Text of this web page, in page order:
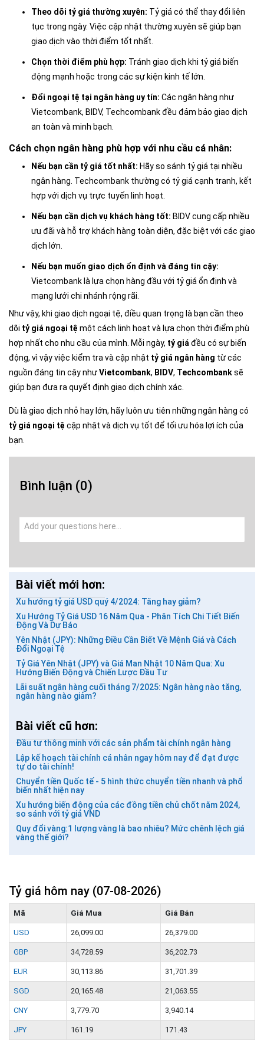
Theo dõi tỷ giá thường xuyên: Tỷ giá có thể thay đổi liên
tục trong ngày. Việc cập nhật thường xuyên sẽ giúp bạn
giao dịch vào thời điểm tốt nhất.
Chọn thời điểm phù hợp: Tránh giao dịch khi tỷ giá biến
động mạnh hoặc trong các sự kiện kinh tế lớn.
Đổi ngoại tệ tại ngân hàng uy tín: Các ngân hàng như
Vietcombank, BIDV, Techcombank đều đảm bảo giao dịch
an toàn và minh bạch.
Cách chọn ngân hàng phù hợp với nhu cầu cá nhân:
Nếu bạn cần tỷ giá tốt nhất: Hãy so sánh tỷ giá tại nhiều
ngân hàng. Techcombank thường có tỷ giá cạnh tranh, kết
hợp với dịch vụ trực tuyến linh hoạt.
Nếu bạn cần dịch vụ khách hàng tốt: BIDV cung cấp nhiều
ưu đãi và hỗ trợ khách hàng toàn diện, đặc biệt với các giao
dịch lớn.
Nếu bạn muốn giao dịch ổn định và đáng tin cậy:
Vietcombank là lựa chọn hàng đầu với tỷ giá ổn định và
mạng lưới chi nhánh rộng rãi.
Như vậy, khi giao dịch ngoại tệ, điều quan trọng là bạn cần theo
dõi tỷ giá ngoại tệ một cách linh hoạt và lựa chọn thời điểm phù
hợp nhất cho nhu cầu của mình. Mỗi ngày, tỷ giá đều có sự biến
động, vì vậy việc kiểm tra và cập nhật tỷ giá ngân hàng từ các
nguồn đáng tin cậy nhưVietcombank, BIDV, Techcombanksẽ
giúp bạn đưa ra quyết định giao dịch chính xác.
Dù là giao dịch nhỏ hay lớn, hãy luôn ưu tiên những ngân hàng có
tỷ giá ngoại tệ cập nhật và dịch vụ tốt để tối ưu hóa lợi ích của
bạn.
Bình luận (0)
GỬI BÌNH LUẬN
Bài viết mới hơn:
Xu hướng tỷ giá USD quý 4/2024: Tăng hay giảm?
Xu Hướng Tỷ Giá USD 16 Năm Qua - Phân Tích Chi Tiết Biến
Động Và Dự Báo
Yên Nhật (JPY): Những Điều Cần Biết Về Mệnh Giá và Cách
Đổi Ngoại Tệ
Tỷ Giá Yên Nhật (JPY) và Giá Man Nhật 10 Năm Qua: Xu
Hướng Biến Động và Chiến Lược Đầu Tư
Lãi suất ngân hàng cuối tháng 7/2025: Ngân hàng nào tăng,
ngân hàng nào giảm?
Bài viết cũ hơn:
Đầu tư thông minh với các sản phẩm tài chính ngân hàng
Lập kế hoạch tài chính cá nhân ngay hôm nay để đạt được
tự do tài chính!
Chuyển tiền Quốc tế - 5 hình thức chuyển tiền nhanh và phổ
biến nhất hiện nay
Xu hướng biến động của các đồng tiền chủ chốt năm 2024,
so sánh với tỷ giá VND
Quy đổi vàng:1 lượng vàng là bao nhiêu? Mức chênh lệch giá
vàng thế giới?
Tỷ giá hôm nay (07-08-2026)
Mã Giá Mua Giá Bán
USD 26,099.00 26,379.00
GBP 34,728.59 36,202.73
EUR 30,113.86 31,701.39
SGD 20,165.48 21,063.55
CNY 3,779.70 3,940.14
JPY 161.19 171.43